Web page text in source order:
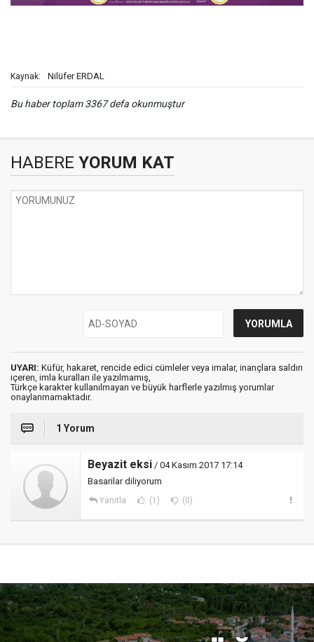
Kaynak: Nilüfer ERDAL
Bu haber toplam 3367 defa okunmuştur
HABERE YORUM KAT
UYARI: Küfür, hakaret, rencide edici cümleler veya imalar, inançlara saldırı
içeren, imla kuralları ile yazılmamış,
Türkçe karakter kullanılmayan ve büyük harflerle yazılmış yorumlar
onaylanmamaktadır.
1 Yorum
Beyazit eksi / 04 Kasım 2017 17:14
Basarilar diliyorum
Yanıtla (1) (0)